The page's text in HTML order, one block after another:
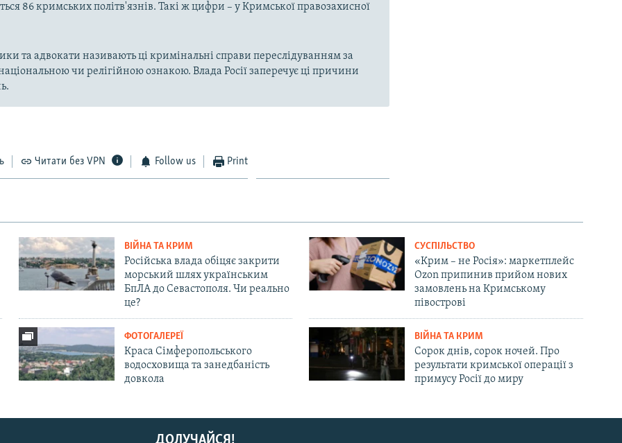
86 кримських політв'язнів. Такі ж цифри – у Кримської правозахисної
та адвокати називають ці кримінальні справи переслідуванням за
чи релігійною ознакою. Влада Росії заперечує ці причини
Читати без VPN Follow us Print
ВІЙНА ТА КРИМ
Російська влада обіцяє закрити
морський шлях українським
БпЛА до Севастополя. Чи реально
це?
СУСПІЛЬСТВО
«Крим – не Росія»: маркетплейс
Ozon припинив прийом нових
замовлень на Кримському
півострові
ФОТОГАЛЕРЕЇ
Краса Сімферопольського
водосховища та занедбаність
довкола
ВІЙНА ТА КРИМ
Сорок днів, сорок ночей. Про
результати кримської операції з
примусу Росії до миру
ДОЛУЧАЙСЯ!